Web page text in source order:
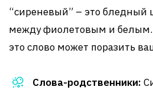
“сиреневый” – это бледный
между фиолетовым и белым.
это слово может поразить
Слова-родственники: